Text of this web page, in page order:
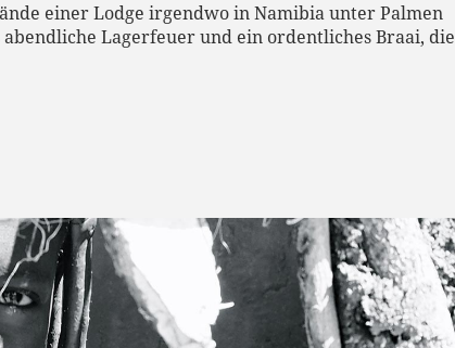
einer Lodge irgendwo in Namibia unter Palmen
Lagerfeuer und ein ordentliches Braai, die